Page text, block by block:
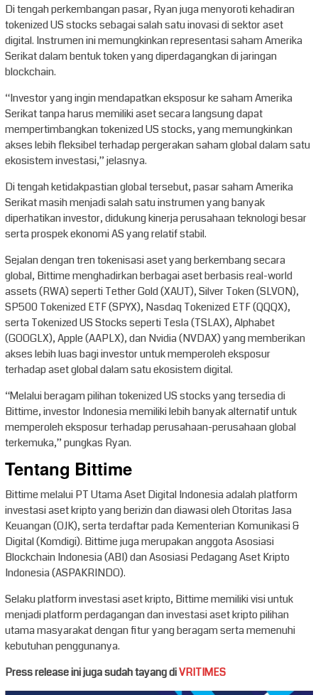
Di tengah perkembangan pasar, Ryan juga menyoroti kehadiran
tokenized US stocks sebagai salah satu inovasi di sektor aset
digital. Instrumen ini memungkinkan representasi saham Amerika
Serikat dalam bentuk token yang diperdagangkan di jaringan
blockchain.
“Investor yang ingin mendapatkan eksposur ke saham Amerika
Serikat tanpa harus memiliki aset secara langsung dapat
mempertimbangkan tokenized US stocks, yang memungkinkan
akses lebih fleksibel terhadap pergerakan saham global dalam satu
ekosistem investasi,” jelasnya.
Di tengah ketidakpastian global tersebut, pasar saham Amerika
Serikat masih menjadi salah satu instrumen yang banyak
diperhatikan investor, didukung kinerja perusahaan teknologi besar
serta prospek ekonomi AS yang relatif stabil.
Sejalan dengan tren tokenisasi aset yang berkembang secara
global, Bittime menghadirkan berbagai aset berbasis real-world
assets (RWA) seperti Tether Gold (XAUT), Silver Token (SLVON),
SP500 Tokenized ETF (SPYX), Nasdaq Tokenized ETF (QQQX),
serta Tokenized US Stocks seperti Tesla (TSLAX), Alphabet
(GOOGLX), Apple (AAPLX), dan Nvidia (NVDAX) yang memberikan
akses lebih luas bagi investor untuk memperoleh eksposur
terhadap aset global dalam satu ekosistem digital.
“Melalui beragam pilihan tokenized US stocks yang tersedia di
Bittime, investor Indonesia memiliki lebih banyak alternatif untuk
memperoleh eksposur terhadap perusahaan-perusahaan global
terkemuka,” pungkas Ryan.
Tentang Bittime
Bittime melalui PT Utama Aset Digital Indonesia adalah platform
investasi aset kripto yang berizin dan diawasi oleh Otoritas Jasa
Keuangan (OJK), serta terdaftar pada Kementerian Komunikasi &
Digital (Komdigi). Bittime juga merupakan anggota Asosiasi
Blockchain Indonesia (ABI) dan Asosiasi Pedagang Aset Kripto
Indonesia (ASPAKRINDO).
Selaku platform investasi aset kripto, Bittime memiliki visi untuk
menjadi platform perdagangan dan investasi aset kripto pilihan
utama masyarakat dengan fitur yang beragam serta memenuhi
kebutuhan penggunanya.
Press release ini juga sudah tayang diVRITIMES